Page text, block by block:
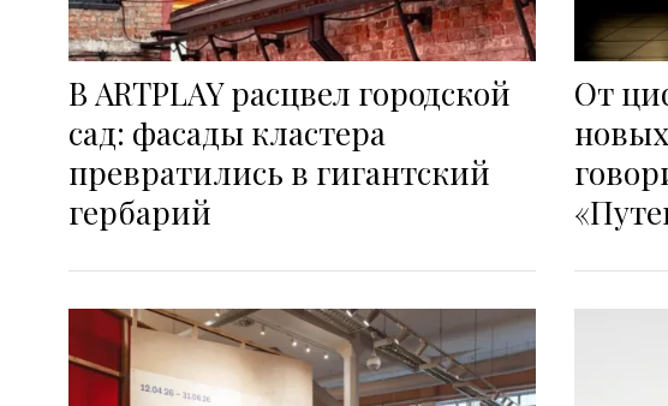
В ARTPLAY расцвел городской
сад: фасады кластера
превратились в гигантский
гербарий
От